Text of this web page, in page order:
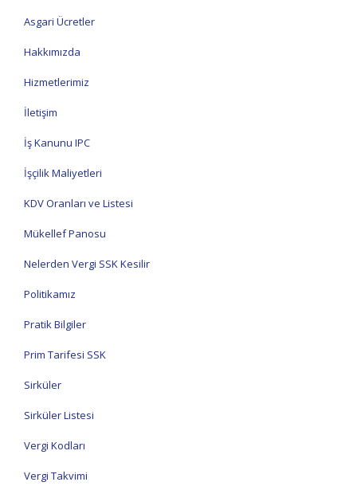
Asgari Ücretler
Hakkımızda
Hizmetlerimiz
İletişim
İş Kanunu IPC
İşçilik Maliyetleri
KDV Oranları ve Listesi
Mükellef Panosu
Nelerden Vergi SSK Kesilir
Politikamız
Pratik Bilgiler
Prim Tarifesi SSK
Sirküler
Sirküler Listesi
Vergi Kodları
Vergi Takvimi